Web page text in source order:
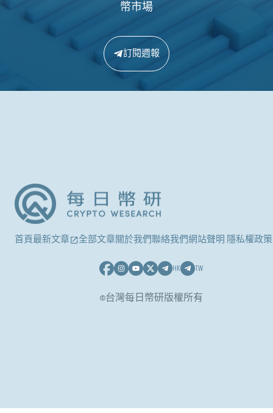
幣市場
訂閱週報
首頁最新文章 全部文章關於我們聯絡我們網站聲明 隱私權政策
HK TW
©台灣每日幣研版權所有